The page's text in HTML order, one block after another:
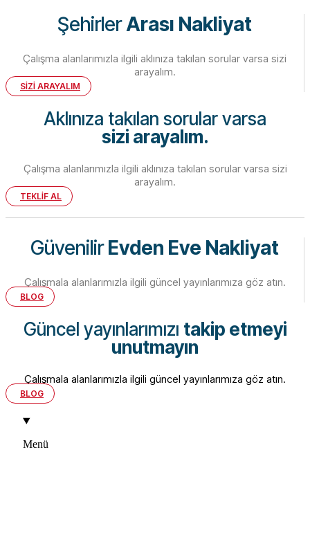
ŞehirlerArası Nakliyat
Çalışma alanlarımızla ilgili aklınıza takılan sorular varsa sizi
arayalım.
SİZİ ARAYALIM
Aklınıza takılan sorular varsa
sizi arayalım.
Çalışma alanlarımızla ilgili aklınıza takılan sorular varsa sizi
arayalım.
TEKLİF AL
GüvenilirEvden Eve Nakliyat
Çalışmala alanlarımızla ilgili güncel yayınlarımıza göz atın.
BLOG
Güncel yayınlarımızı takip etmeyi
unutmayın
Çalışmala alanlarımızla ilgili güncel yayınlarımıza göz atın.
BLOG
Menü